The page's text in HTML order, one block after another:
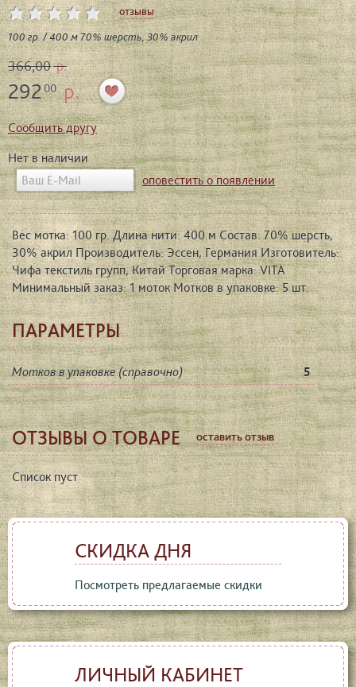
отзывы
100 гр. / 400 м 70% шерсть, 30% акрил
366,00р.
29200р.
Сообщить другу
Нет в наличии
оповестить о появлении
Вес мотка: 100 гр. Длина нити: 400 м Состав: 70% шерсть,
30% акрил Производитель: Эссен, Германия Изготовитель:
Чифа текстиль групп, Китай Торговая марка: VITA
Минимальный заказ: 1 моток Мотков в упаковке: 5 шт.
ПАРАМЕТРЫ
Мотков в упаковке (справочно) 5
ОТЗЫВЫ О ТОВАРЕ оставить отзыв
Список пуст
СКИДКА ДНЯ
Посмотреть предлагаемые скидки
ЛИЧНЫЙ КАБИНЕТ